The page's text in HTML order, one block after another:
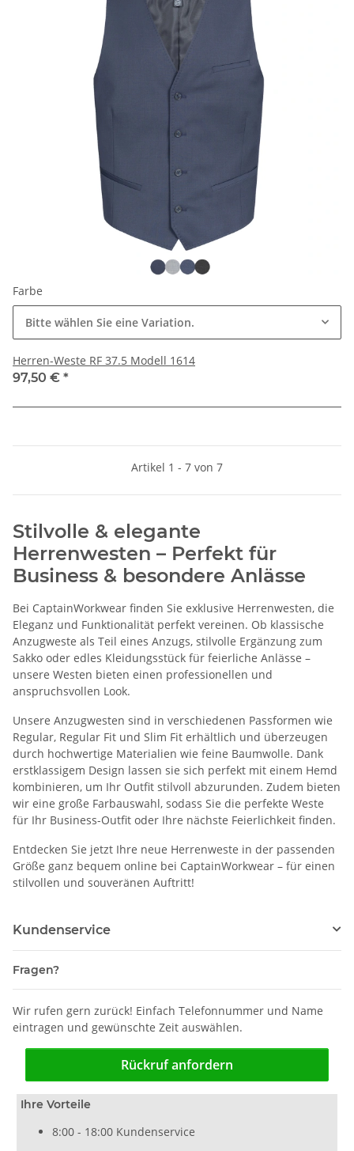
Farbe
Bitte wählen Sie eine Variation.
Herren-Weste RF 37.5 Modell 1614
97,50 € *
Artikel 1 - 7 von 7
Stilvolle & elegante
Herrenwesten – Perfekt für
Business & besondere Anlässe
Bei CaptainWorkwear finden Sie exklusive Herrenwesten, die
Eleganz und Funktionalität perfekt vereinen. Ob klassische
Anzugweste als Teil eines Anzugs, stilvolle Ergänzung zum
Sakko oder edles Kleidungsstück für feierliche Anlässe –
unsere Westen bieten einen professionellen und
anspruchsvollen Look.
Unsere Anzugwesten sind in verschiedenen Passformen wie
Regular, Regular Fit und Slim Fit erhältlich und überzeugen
durch hochwertige Materialien wie feine Baumwolle. Dank
erstklassigem Design lassen sie sich perfekt mit einem Hemd
kombinieren, um Ihr Outfit stilvoll abzurunden. Zudem bieten
wir eine große Farbauswahl, sodass Sie die perfekte Weste
für Ihr Business-Outfit oder Ihre nächste Feierlichkeit finden.
Entdecken Sie jetzt Ihre neue Herrenweste in der passenden
Größe ganz bequem online bei CaptainWorkwear – für einen
stilvollen und souveränen Auftritt!
Kundenservice
Fragen?
Wir rufen gern zurück! Einfach Telefonnummer und Name
eintragen und gewünschte Zeit auswählen.
Rückruf anfordern
Ihre Vorteile
8:00 - 18:00 Kundenservice